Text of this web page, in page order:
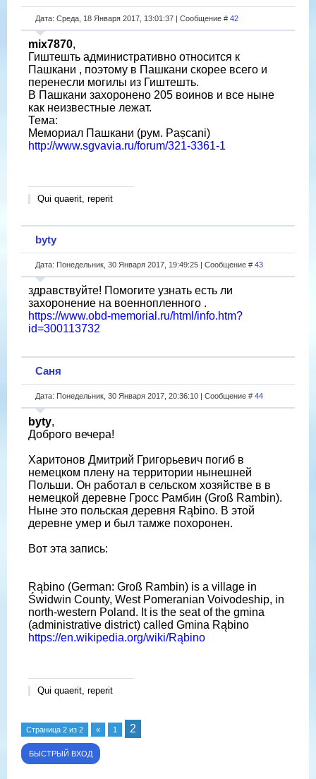
Дата: Среда, 18 Января 2017, 13:01:37 | Сообщение # 42
mix7870,
Гиштешть административно относится к
Пашкани , поэтому в Пашкани скорее всего и
перенесли могилы из Гиштешть.
В Пашкани захоронено 205 воинов и все ныне
как неизвестные лежат.
Тема:
Мемориал Пашкани (рум. Pașcani)
http://www.sgvavia.ru/forum/321-3361-1
Qui quaerit, reperit
byty
Дата: Понедельник, 30 Января 2017, 19:49:25 | Сообщение # 43
здравствуйте! Помогите узнать есть ли
захоронение на военнопленного .
https://www.obd-memorial.ru/html/info.htm?
id=300113732
Саня
Дата: Понедельник, 30 Января 2017, 20:36:10 | Сообщение # 44
byty,
Доброго вечера!
Харитонов Дмитрий Григорьевич погиб в
немецком плену на территории нынешней
Польши. Он работал в сельском хозяйстве в в
немецкой деревне Гросс Рамбин (Groß Rambin).
Ныне это польская деревня Rąbino. В этой
деревне умер и был тамже похоронен.
Вот эта запись:
Rąbino (German: Groß Rambin) is a village in
Świdwin County, West Pomeranian Voivodeship, in
north-western Poland. It is the seat of the gmina
(administrative district) called Gmina Rąbino
https://en.wikipedia.org/wiki/Rąbino
Qui quaerit, reperit
Страница 2 из 2 « 1 2